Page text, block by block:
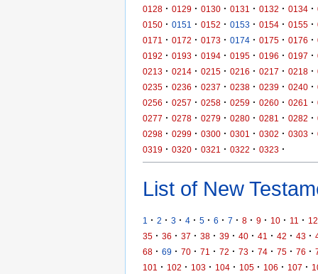
0128 · 0129 · 0130 · 0131 · 0132 · 0134 ·
0150 · 0151 · 0152 · 0153 · 0154 · 0155 ·
0171
· 0172 · 0173 · 0174 · 0175 · 0176 ·
0192 · 0193 · 0194 · 0195 · 0196 · 0197 ·
0213 · 0214 · 0215 · 0216 · 0217 · 0218 ·
0235 · 0236 · 0237 · 0238 · 0239 · 0240 ·
0256 · 0257 · 0258 · 0259 · 0260 · 0261 ·
0277 · 0278 · 0279 · 0280 · 0281 · 0282 ·
0298 · 0299 · 0300 · 0301 · 0302 · 0303 ·
0319 · 0320 · 0321 · 0322 · 0323 ·
List of New
1 · 2 · 3 · 4 · 5 · 6 · 7 · 8 · 9 · 10 · 11 · 12
35 · 36 · 37 · 38 · 39 · 40 · 41 · 42 · 43 ·
68 · 69 · 70 · 71 · 72 · 73 · 74 · 75 · 76 ·
101
· 102 · 103 · 104 · 105 · 106 · 107 ·